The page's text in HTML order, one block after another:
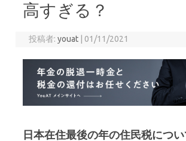
高すぎる？
投稿者:youat 01/11/2021
日本在住最後の年の住民税につ